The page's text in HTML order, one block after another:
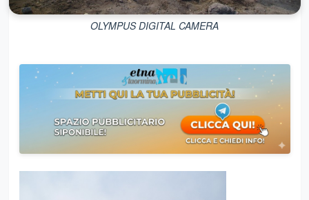
OLYMPUS DIGITAL CAMERA